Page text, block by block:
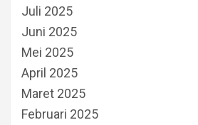
Juli 2025
Juni 2025
Mei 2025
April 2025
Maret 2025
Februari 2025